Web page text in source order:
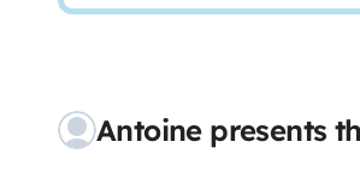
Antoine presents